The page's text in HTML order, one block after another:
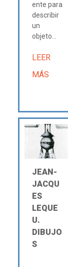
ente para
describir
un
objeto...
LEER
MÁS
JEAN-
JACQU
ES
LEQUE
U.
DIBUJO
S